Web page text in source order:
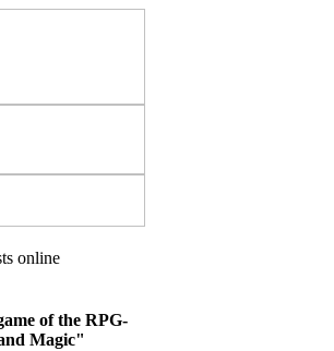
online
of the RPG-
Magic"